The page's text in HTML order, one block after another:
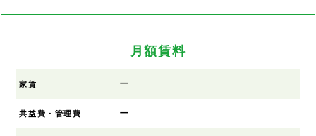
月額賃料
家賃 ー
共益費・管理費 ー